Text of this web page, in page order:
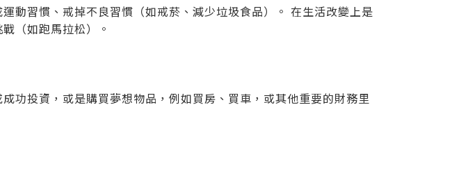
動習慣、戒掉不良習慣（如戒菸、減少垃圾食品）。 在生活改變上是
（如跑馬拉松）。
功投資，或是購買夢想物品，例如買房、買車，或其他重要的財務里